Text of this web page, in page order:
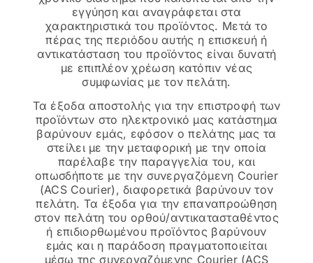
εγγύηση και αναγράφεται στα
χαρακτηριστικά του προϊόντος. Μετά το
πέρας της περιόδου αυτής η επισκευή ή
αντικατάσταση του προϊόντος είναι δυνατή
με επιπλέον χρέωση κατόπιν νέας
συμφωνίας με τον πελάτη.
Τα έξοδα αποστολής για την επιστροφή των
προϊόντων στο ηλεκτρονικό μας κατάστημα
βαρύνουν εμάς, εφόσον ο πελάτης μας τα
στείλει με την μεταφορική με την οποία
παρέλαβε την παραγγελία του, και
οπωσδήποτε με την συνεργαζόμενη Courier
(ACS Courier), διαφορετικά βαρύνουν τον
πελάτη. Τα έξοδα για την επαναπροώθηση
στον πελάτη του ορθού/αντικατασταθέντος
ή επιδιορθωμένου προϊόντος βαρύνουν
εμάς και η παράδοση πραγματοποιείται
μέσω της συνεργαζόμενης Courier (ACS